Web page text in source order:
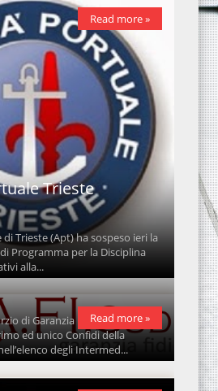
Trieste
Trieste (Apt) ha sospeso ieri la
Programma per la Disciplina
alla...
Read more »
rilasciate
milioni di euro
di Garanzia presieduto da
ed unico Confidi della
degli Intermed...
Read more »